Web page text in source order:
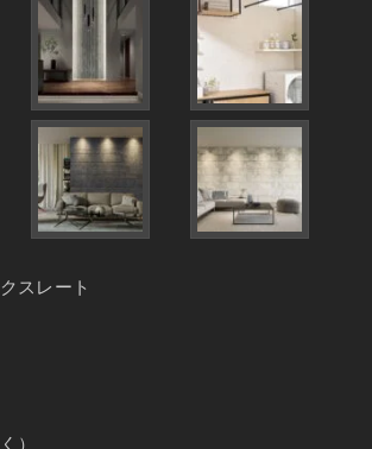
スレート
）